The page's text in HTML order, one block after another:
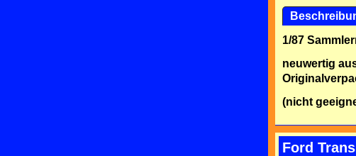
1/87
neuwertig
(nicht
Ford